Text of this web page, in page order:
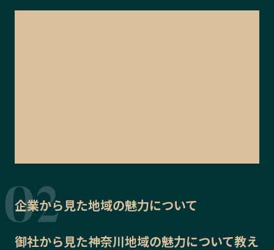
企業から見た地域の魅力について
御社から見た神奈川地域の魅力について教え